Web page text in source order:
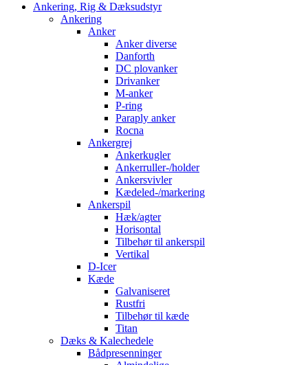
Ankering, Rig & Dæksudstyr
Ankering
Anker
Anker diverse
Danforth
DC plovanker
Drivanker
M-anker
P-ring
Paraply anker
Rocna
Ankergrej
Ankerkugler
Ankerruller-/holder
Ankersvivler
Kædeled-/markering
Ankerspil
Hæk/agter
Horisontal
Tilbehør til ankerspil
Vertikal
D-Icer
Kæde
Galvaniseret
Rustfri
Tilbehør til kæde
Titan
Dæks & Kalechedele
Bådpresenninger